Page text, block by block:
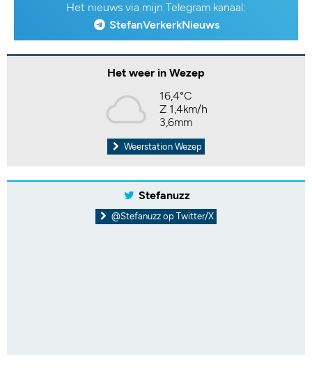
Het nieuws via mijn Telegram kanaal:
StefanVerkerkNieuws
Het weer in Wezep
16,4°C
Z 1,4km/h
3,6mm
Weerstation Wezep
Stefanuzz
@Stefanuzz op Twitter/X